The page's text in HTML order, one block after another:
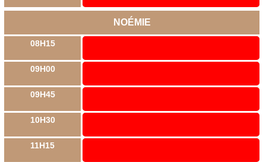
NOÉMIE
08H15
09H00
09H45
10H30
11H15